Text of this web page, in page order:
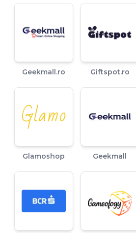
Geekmall.ro Giftspot.ro
Glamoshop Geekmall